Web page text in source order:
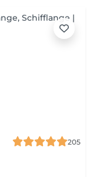
205